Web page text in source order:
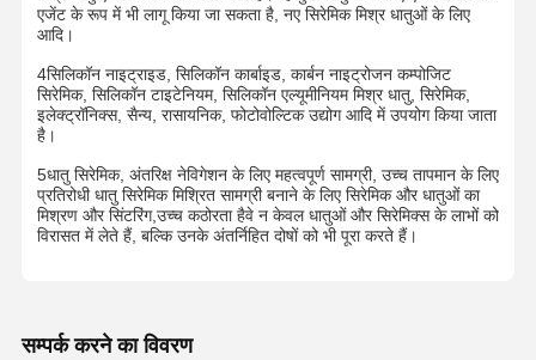
एजेंट के रूप में भी लागू किया जा सकता है, नए सिरेमिक मिश्र धातुओं के लिए
आदि।
4सिलिकॉन नाइट्राइड, सिलिकॉन कार्बाइड, कार्बन नाइट्रोजन कम्पोजिट
सिरेमिक, सिलिकॉन टाइटेनियम, सिलिकॉन एल्यूमीनियम मिश्र धातु, सिरेमिक,
इलेक्ट्रॉनिक्स, सैन्य, रासायनिक, फोटोवोल्टिक उद्योग आदि में उपयोग किया जाता
है।
5धातु सिरेमिक, अंतरिक्ष नेविगेशन के लिए महत्वपूर्ण सामग्री, उच्च तापमान के लिए
प्रतिरोधी धातु सिरेमिक मिश्रित सामग्री बनाने के लिए सिरेमिक और धातुओं का
मिश्रण और सिंटरिंग,उच्च कठोरता हैवे न केवल धातुओं और सिरेमिक्स के लाभों को
विरासत में लेते हैं, बल्कि उनके अंतर्निहित दोषों को भी पूरा करते हैं।
सम्पर्क करने का विवरण